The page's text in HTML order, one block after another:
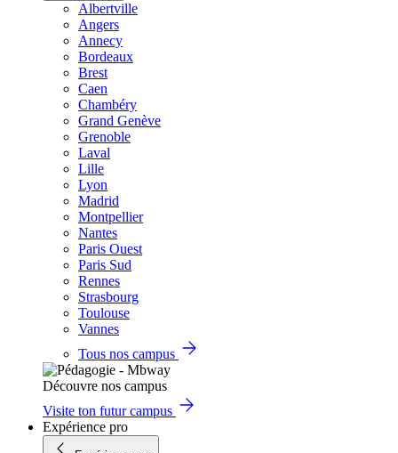
Albertville
Angers
Annecy
Bordeaux
Brest
Caen
Chambéry
Grand Genève
Grenoble
Laval
Lille
Lyon
Madrid
Montpellier
Nantes
Paris Ouest
Paris Sud
Rennes
Strasbourg
Toulouse
Vannes
Tous nos campus
Découvre nos campus
Visite ton futur campus
Expérience pro